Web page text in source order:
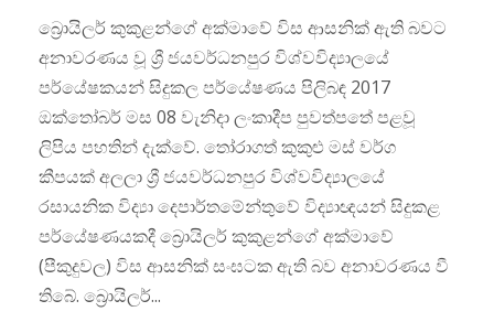
බ්‍රොයිලර් කුකුළන්ගේ අක්මාවේ විස ආසනික් ඇති බවට
අනාවරණය වූ ශ්‍රී ජයවර්ධනපුර විශ්වවිද්‍යාලයේ
පර්යේෂකයන් සිදුකල පර්යේෂණය පිලිබඳ 2017
ඔක්තෝබර් මස 08 වැනිදා ලංකාදීප පුවත්පතේ පළවූ
ලිපිය පහතින් දැක්වේ. තෝරාගත් කුකුළු මස් වර්ග
කීපයක් අලලා ශ්‍රී ජයවර්ධනපුර විශ්වවිද්‍යාලයේ
රසායනික විද්‍යා දෙපාර්තමේන්තුවේ විද්‍යාඥයන් සිදුකළ
පර්යේෂණයකදී බ්‍රොයිලර් කුකුළන්ගේ අක්මාවේ
(පීකුදුවල) විස ආසනික් සංඝටක ඇති බව අනාවරණය වී
තිබේ. බ්‍රොයිලර්...